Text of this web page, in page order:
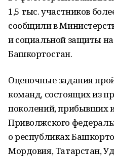
1,5 тыс. участников
сообщили в
и социальной защиты
Башкортостан.
Оценочные задания
команд, состоящих из
поколений, прибывших
Приволжского
о республиках
Мордовия, Татарстан,